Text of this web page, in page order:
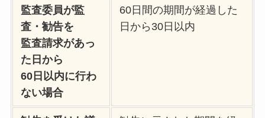
監査委員が監
査・勧告を
監査請求があっ
た日から
60日以内に行わ
ない場合
60日間の期間が経過した
日から30日以内